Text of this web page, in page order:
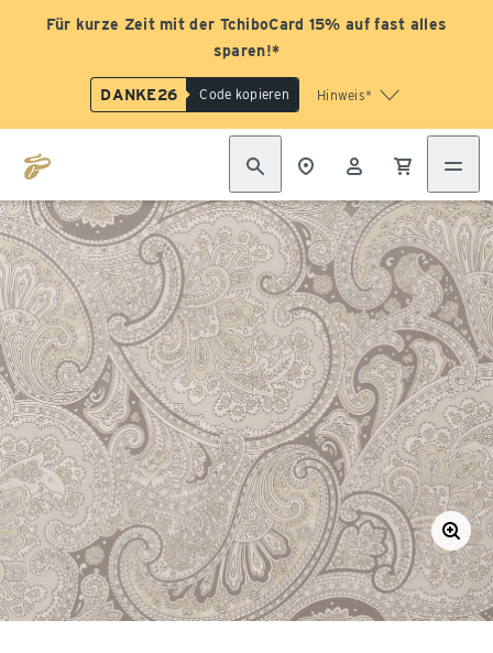
Für kurze Zeit mit der TchiboCard 15% auf fast alles
sparen!*
DANKE26 Code kopieren Hinweis*